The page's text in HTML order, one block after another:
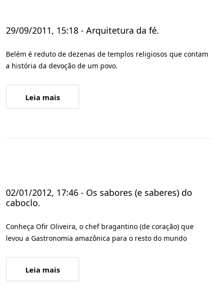
29/09/2011, 15:18 - Arquitetura da fé.
Belém é reduto de dezenas de templos religiosos que contam
a história da devoção de um povo.
Leia mais
02/01/2012, 17:46 - Os sabores (e saberes) do
caboclo.
Conheça Ofir Oliveira, o chef bragantino (de coração) que
levou a Gastronomia amazônica para o resto do mundo
Leia mais